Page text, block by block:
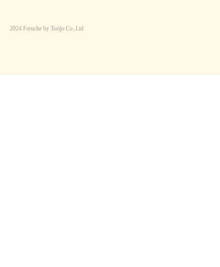
2024 Feruche by Torijo Co.,Ltd